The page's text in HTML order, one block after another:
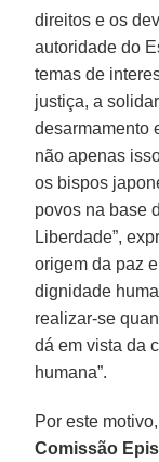
direitos e os
autoridade do
temas de
justiça, a
desarmamento
não apenas
os bispos
povos na base
Liberdade”,
origem da paz
dignidade
realizar-se
dá em vista da
humana”.
Por este
Comissão